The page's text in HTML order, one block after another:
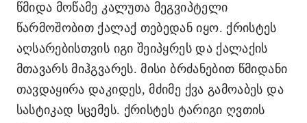
წმიდა მოწამე კალუთა მეგვიპტელი
წარმოშობით ქალაქ თებედან იყო. ქრისტეს
აღსარებისთვის იგი შეიპყრეს და ქალაქის
მთავარს მიჰგვარეს. მისი ბრძანებით წმიდანი
თავდაყირა დაკიდეს, მძიმე ქვა გამოაბეს და
სასტიკად სცემეს. ქრისტეს ტარიგი ღვთის